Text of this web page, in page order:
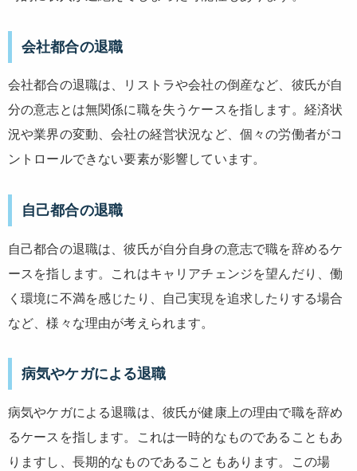
会社都合の退職
会社都合の退職は、リストラや会社の倒産など、彼氏が自
分の意志とは無関係に職を失うケースを指します。経済状
況や業界の変動、会社の経営状況など、個々の労働者がコ
ントロールできない要素が影響しています。
自己都合の退職
自己都合の退職は、彼氏が自分自身の意志で職を辞めるケ
ースを指します。これはキャリアチェンジを望んだり、働
く環境に不満を感じたり、自己実現を追求したりする場合
など、様々な理由が考えられます。
病気やケガによる退職
病気やケガによる退職は、彼氏が健康上の理由で職を辞め
るケースを指します。これは一時的なものであることもあ
りますし、長期的なものであることもあります。この場